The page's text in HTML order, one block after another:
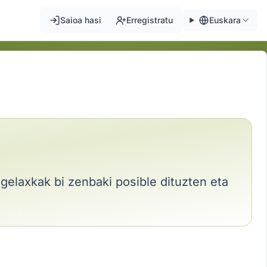
Saioa hasi Erregistratu Euskara
bi zenbaki posible dituzten eta